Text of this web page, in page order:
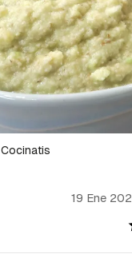
19 Ene
Cocinatis